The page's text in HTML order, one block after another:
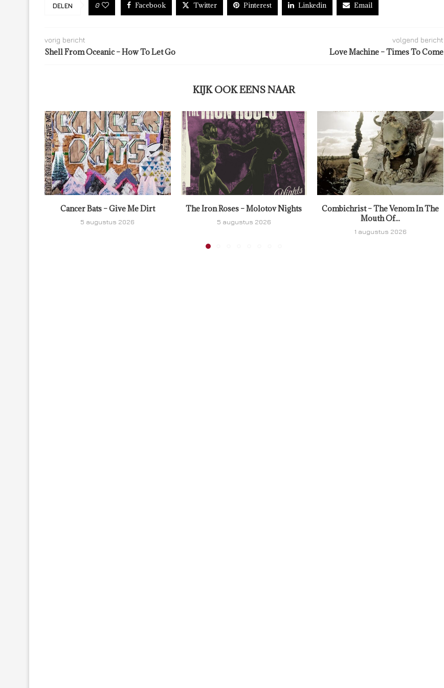
DELEN 0 Facebook Twitter Pinterest Linkedin Email
vorig bericht
Shell From Oceanic – How To Let Go
volgend bericht
Love Machine – Times To Come
KIJK OOK EENS NAAR
Cancer Bats – Give Me Dirt
5 augustus 2026
The Iron Roses – Molotov Nights
5 augustus 2026
Combichrist – The Venom In The
Mouth Of...
1 augustus 2026